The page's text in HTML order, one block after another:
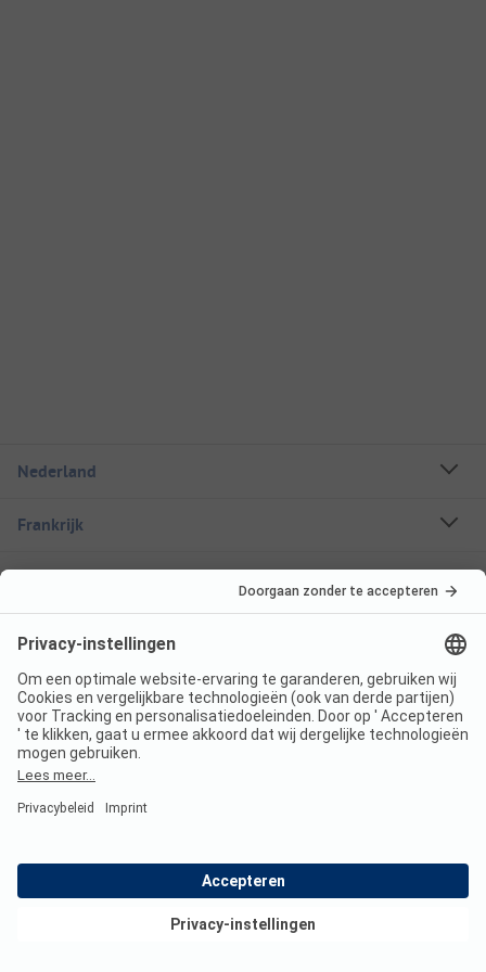
Nederland
Frankrijk
Oostenrijk
Vakantiebestemmingen
Over ANWB Camping